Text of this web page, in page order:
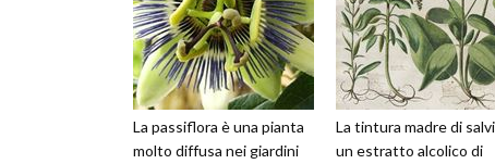
La passiflora è una pianta
molto diffusa nei giardini
La tintura madre di
un estratto alcolico di